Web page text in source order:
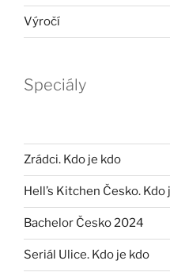
Výročí
Speciály
Zrádci. Kdo je kdo
Hell’s Kitchen Česko. Kdo
Bachelor Česko 2024
Seriál Ulice. Kdo je kdo